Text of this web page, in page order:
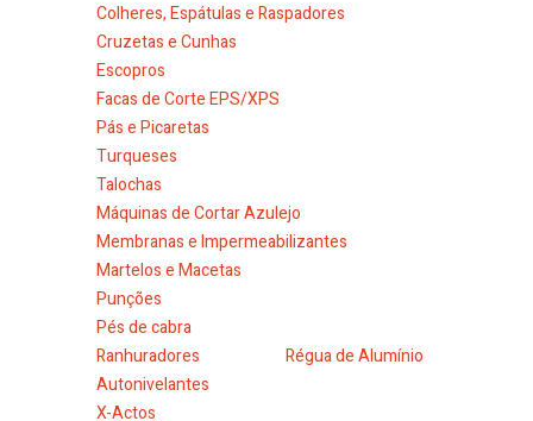
Colheres, Espátulas e Raspadores
Cruzetas e Cunhas
Escopros
Facas de Corte EPS/XPS
Pás e Picaretas
Turqueses
Talochas
Máquinas de Cortar Azulejo
Membranas e Impermeabilizantes
Martelos e Macetas
Punções
Pés de cabra
Ranhuradores
Régua de Alumínio
Autonivelantes
X-Actos